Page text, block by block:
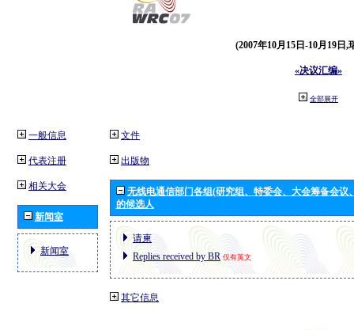
(2007年10月15日-10月19日,
«决议汇编»
全部展开
一般信息
代表注册
相关大会
新闻室
新闻室
文件
出版物
无线电通信部门各组(研究组、特委会、大会筹备会议
的候选人
请柬
Replies received by BR 仅有英文
其它信息